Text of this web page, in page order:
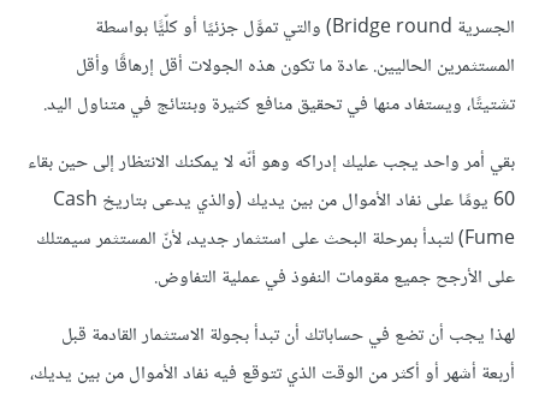
الجسرية Bridge round) والتي تموَّل جزئيًا أو كلّيًّا بواسطة
المستثمرين الحاليين. عادة ما تكون هذه الجولات أقل إرهاقًا وأقل
تشتيتًا، ويستفاد منها في تحقيق منافع كثيرة وبنتائج في متناول اليد.
بقي أمر واحد يجب عليك إدراكه وهو أنّه لا يمكنك الانتظار إلى حين بقاء
60 يومًا على نفاد اﻷموال من بين يديك (والذي يدعى بتاريخ Cash
Fume) لتبدأ بمرحلة البحث على استثمار جديد، ﻷنّ المستثمر سيمتلك
على اﻷرجح جميع مقومات النفوذ في عملية التفاوض.
لهذا يجب أن تضع في حساباتك أن تبدأ بجولة الاستثمار القادمة قبل
أربعة أشهر أو أكثر من الوقت الذي تتوقع فيه نفاد اﻷموال من بين يديك،